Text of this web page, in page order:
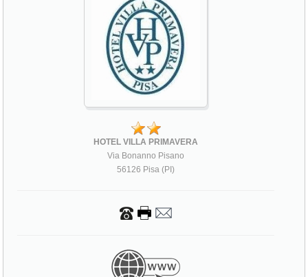
HOTEL VILLA PRIMAVERA
Via Bonanno Pisano
56126 Pisa (PI)